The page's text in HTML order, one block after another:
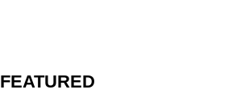
FEATURED